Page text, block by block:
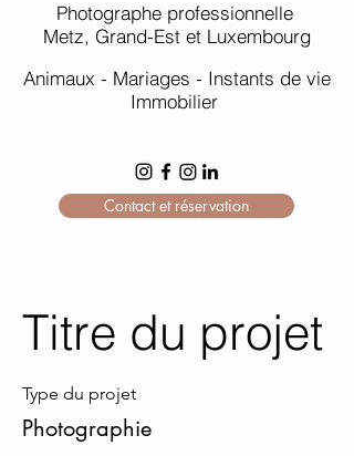
Photographe professionnelle
Metz, Grand-Est et Luxembourg
Animaux - Mariages - Instants de vie
Immobilier
Contact et réservation
Titre du projet
Type du projet
Photographie